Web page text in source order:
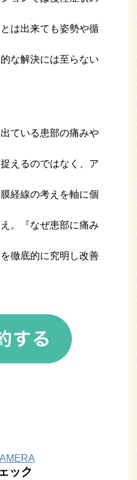
は出来ても姿勢や循
な解決には至らない
ている患部の痛みや
えるのではなく、ア
経線の考えを軸に個
。『なぜ患部に痛み
徹底的に究明し改善
ック